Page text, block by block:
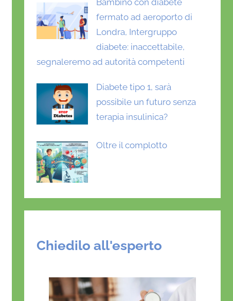
fermato ad aeroporto di
Londra, Intergruppo
diabete: inaccettabile,
segnaleremo ad autorità competenti
Diabete tipo 1, sarà
possibile un futuro senza
terapia insulinica?
Oltre il complotto
Chiedilo all'esperto